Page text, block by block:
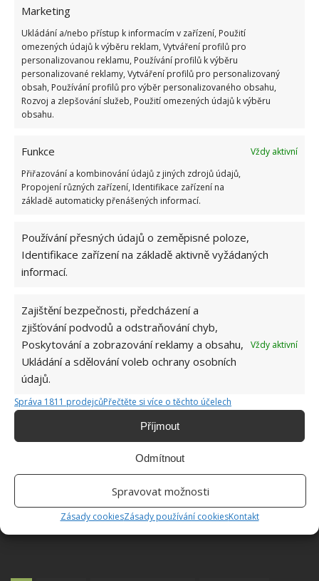
Marketing
Ukládání a/nebo přístup k informacím v zařízení, Použití
omezených údajů k výběru reklam, Vytváření profilů pro
personalizovanou reklamu, Používání profilů k výběru
personalizované reklamy, Vytváření profilů pro personalizovaný
obsah, Používání profilů pro výběr personalizovaného obsahu,
Rozvoj a zlepšování služeb, Použití omezených údajů k výběru
obsahu.
Funkce
Vždy aktivní
Přiřazování a kombinování údajů z jiných zdrojů údajů,
Propojení různých zařízení, Identifikace zařízení na
základě automaticky přenášených informací.
Používání přesných údajů o zeměpisné poloze,
Identifikace zařízení na základě aktivně vyžádaných
informací.
Zajištění bezpečnosti, předcházení a
zjišťování podvodů a odstraňování chyb,
Poskytování a zobrazování reklamy a obsahu,
Ukládání a sdělování voleb ochrany osobních
údajů.
Vždy aktivní
Správa 1811 prodejcůPřečtěte si více o těchto účelech
Příjmout
Odmítnout
Spravovat možnosti
Zásady cookiesZásady používání cookiesKontakt
podcenit výběr osvětlení. Ne vždy je slunečné počasí
světla vás utlumí, budete se cítit unavení. Proto
nezapomínejte na kvalitní centrální osvětlení a
stejně tak i na lampičku.
Nedostatek zeleně
Rostliny absorbují ze vzduchu prachové částice a
jiné škodlivé látky, tudíž nejsou pouhou ozdobou.
Navíc v případě podrážděných a unavených očí
působí pohled na kousek zeleně blahodárně.
Vhodnými kancelářskými společníky jsou například
banánovník, dracéna, tlustice.
Obrázek:pixabay.com